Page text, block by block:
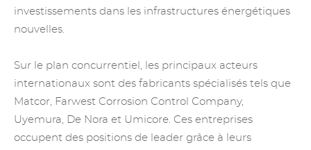
investissements dans les infrastructures énergétiques
nouvelles.
Sur le plan concurrentiel, les principaux acteurs
internationaux sont des fabricants spécialisés tels que
Matcor, Farwest Corrosion Control Company,
Uyemura, De Nora et Umicore. Ces entreprises
occupent des positions de leader grâce à leurs